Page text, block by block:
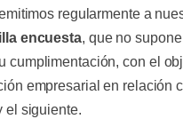
regularmente a
encuesta, que no
cumplimentación, con el
empresarial en relación
el siguiente.